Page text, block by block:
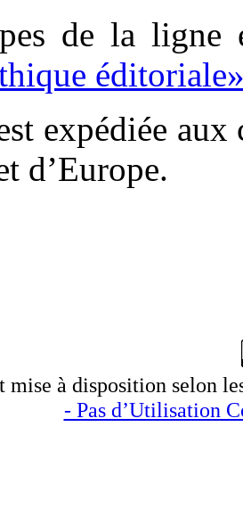
de la ligne
expédiée
d’Europe.
mise à disposition selon
- Pas d’Utilisation